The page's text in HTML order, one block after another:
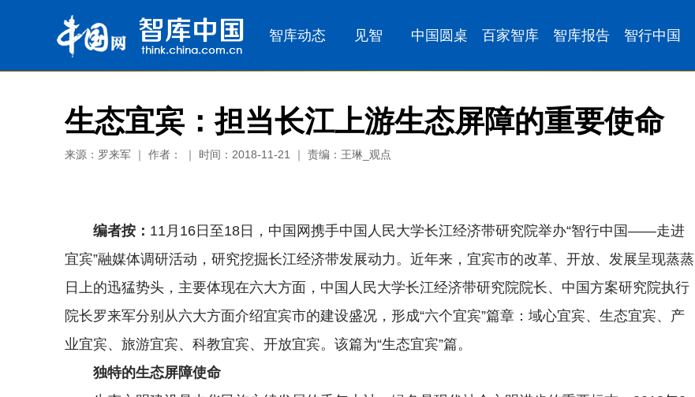
生态宜宾：担当长江上游生态屏障的重要使命
来源：罗来军 ｜ 作者： ｜ 时间：2018-11-21 ｜ 责编：王琳_观点
编者按： 11月16日至18日，中国网携手中国人民大学长江经济带研究院举办“智行中国——走进
宜宾”融媒体调研活动，研究挖掘长江经济带发展动力。近年来，宜宾市的改革、开放、发展呈现蒸蒸
日上的迅猛势头，主要体现在六大方面，中国人民大学长江经济带研究院院长、中国方案研究院执行
院长罗来军分别从六大方面介绍宜宾市的建设盛况，形成“六个宜宾”篇章：域心宜宾、生态宜宾、产
业宜宾、旅游宜宾、科教宜宾、开放宜宾。该篇为“生态宜宾”篇。
独特的生态屏障使命